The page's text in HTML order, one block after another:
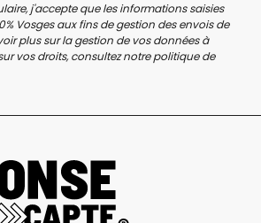
j'accepte que les informations saisies
Vosges aux fins de gestion des envois de
plus sur la gestion de vos données à
vos droits, consultez notrepolitique de